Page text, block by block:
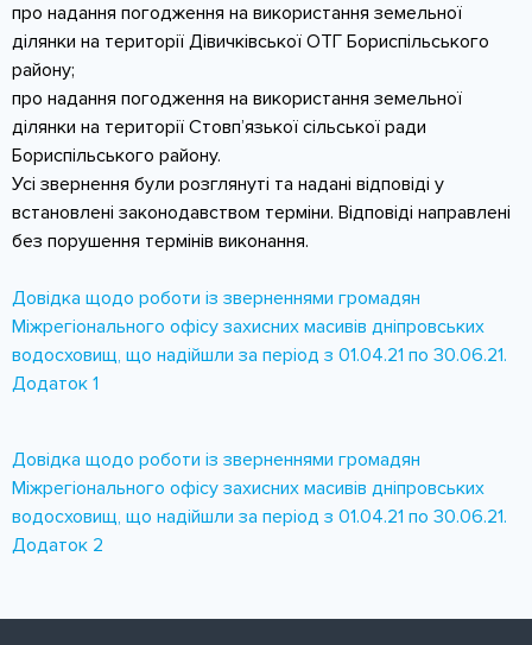
про надання погодження на використання земельної
ділянки на території Дівичківської ОТГ Бориспільського
району;
про надання погодження на використання земельної
ділянки на території Стовп’язької сільської ради
Бориспільського району.
Усі звернення були розглянуті та надані відповіді у
встановлені законодавством терміни. Відповіді направлені
без порушення термінів виконання.
Довідка щодо роботи із зверненнями громадян
Міжрегіонального офісу захисних масивів дніпровських
водосховищ, що надійшли за період з 01.04.21 по 30.06.21.
Додаток 1
Довідка щодо роботи із зверненнями громадян
Міжрегіонального офісу захисних масивів дніпровських
водосховищ, що надійшли за період з 01.04.21 по 30.06.21.
Додаток 2